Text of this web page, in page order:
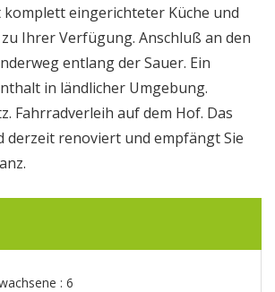
komplett eingerichteter Küche und
Ihrer Verfügung. Anschluß an den
entlang der Sauer. Ein
in ländlicher Umgebung.
Fahrradverleih auf dem Hof. Das
derzeit renoviert und empfängt Sie
: 6